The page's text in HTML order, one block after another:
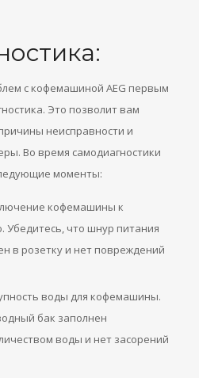
с кофемашиной AEG первым
Это позволит вам
неисправности и
Во время самодиагностики
моменты:
кофемашины к
Убедитесь, что шнур питания
в розетку и нет повреждений
воды для кофемашины.
бак заполнен
воды и нет засорений